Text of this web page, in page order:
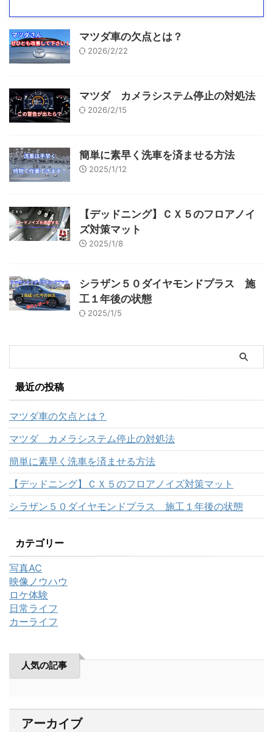
マツダ車の欠点とは？
2026/2/22
マツダ カメラシステム停止の対処法
2026/2/15
簡単に素早く洗車を済ませる方法
2025/1/12
【デッドニング】ＣＸ５のフロアノイ
ズ対策マット
2025/1/8
シラザン５０ダイヤモンドプラス 施
工１年後の状態
2025/1/5
最近の投稿
マツダ車の欠点とは？
マツダ カメラシステム停止の対処法
簡単に素早く洗車を済ませる方法
【デッドニング】ＣＸ５のフロアノイズ対策マット
シラザン５０ダイヤモンドプラス 施工１年後の状態
カテゴリー
写真AC
映像ノウハウ
ロケ体験
日常ライフ
カーライフ
人気の記事
アーカイブ